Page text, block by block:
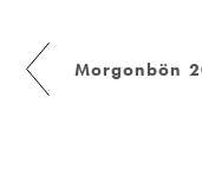
Morgonbön